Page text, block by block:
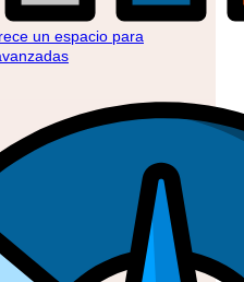
un espacio para